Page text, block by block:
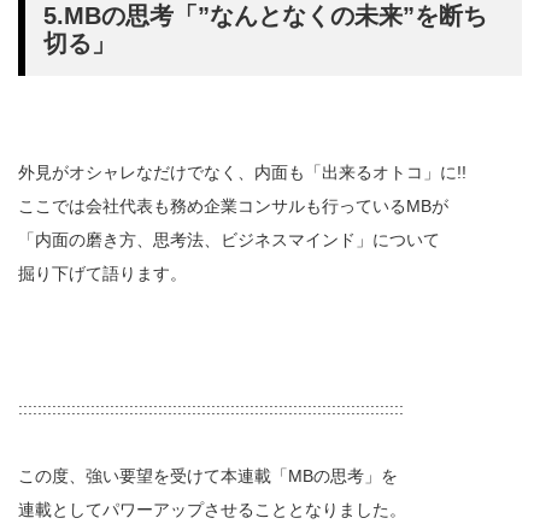
5.MBの思考「”なんとなくの未来”を断ち
切る」
外見がオシャレなだけでなく、内面も「出来るオトコ」に!!
ここでは会社代表も務め企業コンサルも行っているMBが
「内面の磨き方、思考法、ビジネスマインド」について
掘り下げて語ります。
::::::::::::::::::::::::::::::::::::::::::::::::::::::::::::::::::::::::::::::::
この度、強い要望を受けて本連載「MBの思考」を
連載としてパワーアップさせることとなりました。